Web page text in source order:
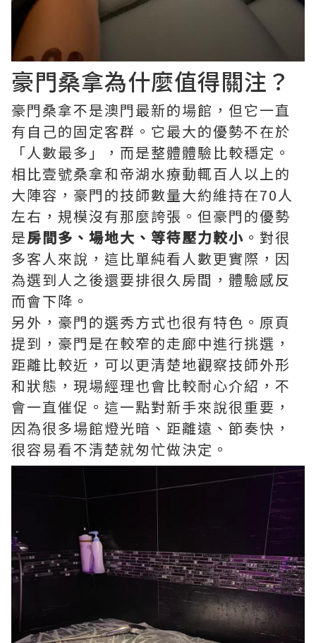
豪門桑拿為什麼值得關注？
豪門桑拿不是澳門最新的場館，但它一直
有自己的固定客群。它最大的優勢不在於
「人數最多」，而是整體體驗比較穩定。
相比壹號桑拿和帝湖水療動輒百人以上的
大陣容，豪門的技師數量大約維持在70人
左右，規模沒有那麼誇張。但豪門的優勢
是房間多、場地大、等待壓力較小 。對很
多客人來說，這比單純看人數更實際，因
為選到人之後還要排很久房間，體驗感反
而會下降。
另外，豪門的選秀方式也很有特色。原頁
提到，豪門是在較窄的走廊中進行挑選，
距離比較近，可以更清楚地觀察技師外形
和狀態，現場經理也會比較耐心介紹，不
會一直催促。這一點對新手來說很重要，
因為很多場館燈光暗、距離遠、節奏快，
很容易看不清楚就匆忙做決定。